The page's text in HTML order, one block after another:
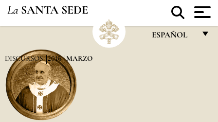
La SANTA SEDE
ESPAÑOL
DISCURSOS 2016 MARZO